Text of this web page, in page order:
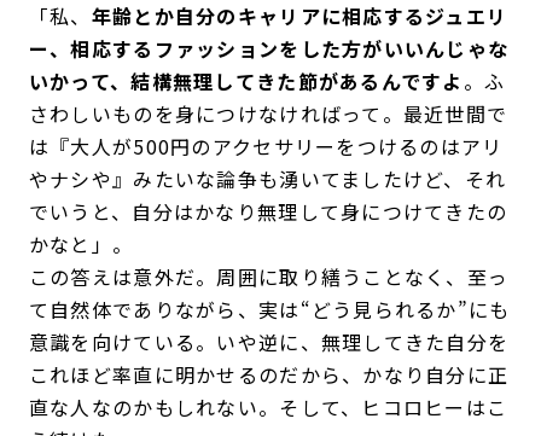
「私、 年齢とか自分のキャリアに相応するジュエリ
ー、相応するファッションをした方がいいんじゃな
いかって、結構無理してきた節があるんですよ 。ふ
さわしいものを身につけなければって。最近世間で
は『大人が500円のアクセサリーをつけるのはアリ
やナシや』みたいな論争も湧いてましたけど、それ
でいうと、自分はかなり無理して身につけてきたの
かなと」。
この答えは意外だ。周囲に取り繕うことなく、至っ
て自然体でありながら、実は“どう見られるか”にも
意識を向けている。いや逆に、無理してきた自分を
これほど率直に明かせるのだから、かなり自分に正
直な人なのかもしれない。そして、ヒコロヒーはこ